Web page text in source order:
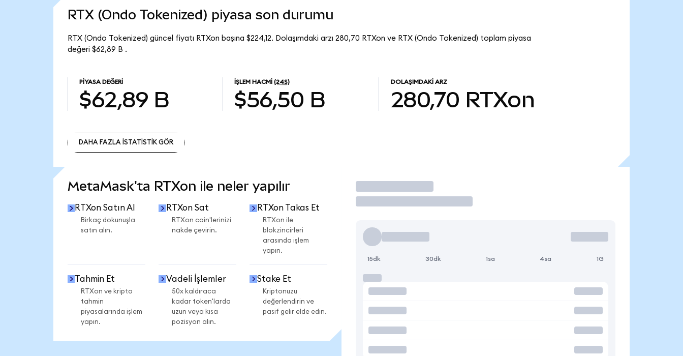
RTX (Ondo Tokenized) piyasa son durumu
RTX (Ondo Tokenized) güncel fiyatı RTXon başına $224,12. Dolaşımdaki arzı 280,70 RTXon ve RTX (Ondo Tokenized) toplam piyasa
değeri $62,89 B .
PIYASA DEĞERI
$62,89 B
İŞLEM HACMI (24S)
$56,50 B
DOLAŞIMDAKI ARZ
280,70 RTXon
DAHA FAZLA İSTATİSTİK GÖR
MetaMask'ta RTXon ile neler yapılır
RTXon Satın Al
Birkaç dokunuşla
satın alın.
RTXon Sat
RTXon coin'lerinizi
nakde çevirin.
RTXon Takas Et
RTXon ile
blokzincirleri
arasında işlem
yapın.
Tahmin Et
RTXon ve kripto
tahmin
piyasalarında işlem
yapın.
Vadeli İşlemler
50x kaldıraca
kadar token'larda
uzun veya kısa
pozisyon alın.
Stake Et
Kriptonuzu
değerlendirin ve
pasif gelir elde edin.
İşlem Yap
15dk 30dk 1sa 4sa 1G